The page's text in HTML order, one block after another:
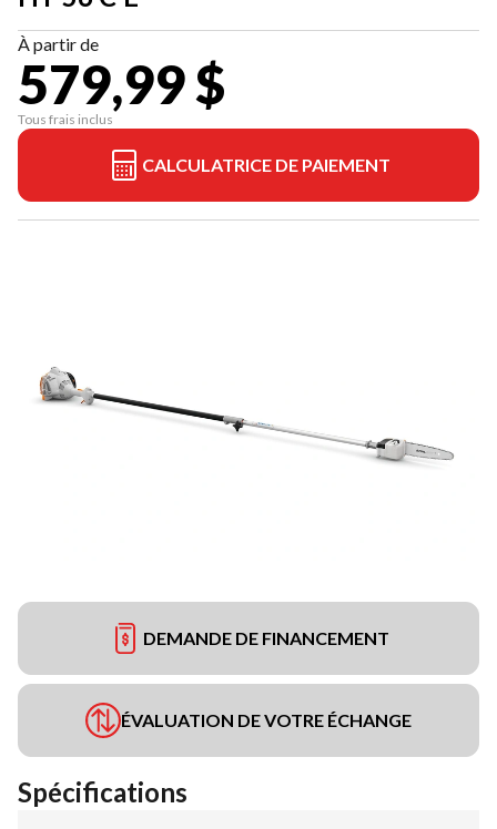
À partir de
579,99 $
Tous frais inclus
CALCULATRICE DE PAIEMENT
DEMANDE DE FINANCEMENT
ÉVALUATION DE VOTRE ÉCHANGE
Spécifications